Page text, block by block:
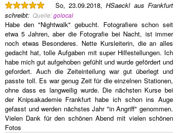
So, 23.09.2018,HSaeckl aus Frankfurt
schreibt: Quelle:golocal
Habe den "Nightwalk" gebucht. Fotografiere schon seit
etwa 5 Jahren, aber die Fotografie bei Nacht, ist immer
noch etwas Besonderes. Nette Kursleiterin, die an alles
gedacht hat, tolle Aufgaben mit super Hilfestellungen. Ich
habe mich gut aufgehoben gefühlt und wurde gefördert und
gefordert. Auch die Zeiteinteilung war gut überlegt und
passte toll. Es war genug Zeit für die einzelnen Stationen,
ohne dass es langweilig wurde. Die nächsten Kurse bei
der Knipsakademie Frankfurt habe ich schon ins Auge
gefasst und werden nächstes Jahr "in Angriff" genommen.
Vielen Dank für den schönen Abend mit vielen schönen
Fotos